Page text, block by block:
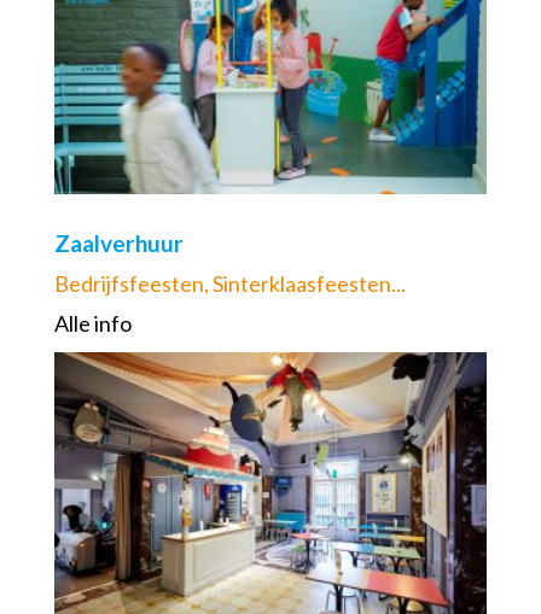
Zaalverhuur
Bedrijfsfeesten, Sinterklaasfeesten...
Alle info